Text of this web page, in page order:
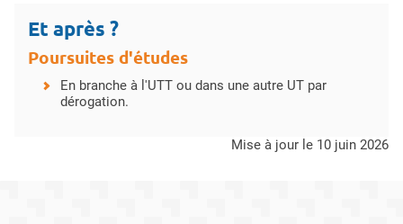
Et après ?
Poursuites d'études
En branche à l'UTT ou dans une autre UT par
dérogation.
mise à jour le 10 juin 2026